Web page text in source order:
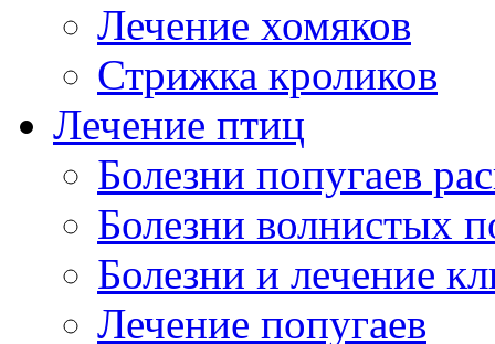
Лечение хомяков
Стрижка кроликов
Лечение птиц
Болезни попугаев
Болезни волнистых
Болезни и лечение
Лечение попугаев